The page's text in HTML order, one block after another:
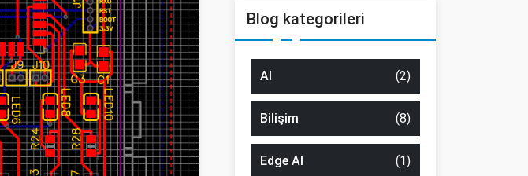
Blog kategorileri
AI (2)
Bilişim (8)
Edge AI (1)